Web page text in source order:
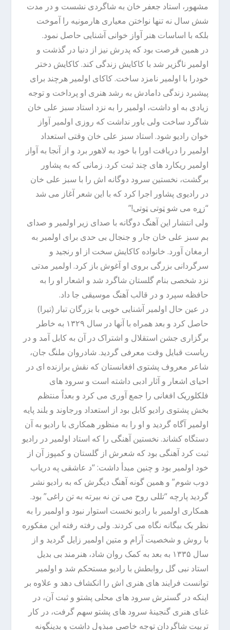
مشهور، استاد جعفر خان به شاگردی نشست و در مدت
شش سال نه تنها نواختن معیاری هارمونیه را آموخت
بلکه با اساسات هنر آواز خوانی آشنایی حاصل نمود.
در همین فرصت بود که پدرش نیز از دنیا در گذشت و
اولمیر ناگزیر شد با کاکایش زندگی کند. کاکایش دختر
خودرا با اولمیر نامزد ساخت. کاکای اولمیر هرچند برای
پیشبرد زندگی دامادش به رشد هنری او پرداخت و توجه
زیادی به او داشت، اولمیر را به نزد استاد سبز علی خان
شاگرد ساخت ولی باور نداشت که روزی اولمیر آواز
خوان رادیو شود. استاد سبز علی خان وقتی استعداد
اولمیر را دریافت اورا با خود به لاهور برد و از آنجا به آواز
اولمیر ریکارد های چند ثبت کرد. زمانی که به پشاور
برگشت، نخستین سرود دوگانه اش را با سبز علی خان
در رادیوی پشاور اجرا کرد که با این شعر آغاز می شد
“زړه می شو ټوتی ټوتی!”
ولی انتشار این آهنگ دوگانه با صدای زیر اولمیر و صدای
بم سبز علی خان جار و جنجال بی حدی برای اولمیر به
ارمغان آورد. خانواده کاکایش سخت از او رنجید و
سرگردانی بزرگی بروی او آغوش باز کرد. اولمیر مدتی
نزد شخصی بنام گلستان شاگرد شد و اشعار او را به
حافظه سپرد و در قالب آهنگ موسیقی جا داد.
در عین حال اولمیر آشنایی خوبی با بزرگان تبار (تیرا)
حاصل کرد و بعد همراه با آنها در سال ‍۱۳۲۹ به خاطر
برگزاری جشن استقلال و اشتراک در آن به کابل آمد و در
ریاست قبایل وقت معرفی گردید. شادروان ملنگ جان،
شاعر معروف پشتوی افغانستان که نقش برازنده ای در
احیای اشعار و آثار ادبی داشته است و سرود های
فلکلوریک افغانی را جمع آوری می کرد و بعداً منتظم
بخش پشتوی رادیو کابل بود از استعداد ورجاوند و بلند پایه
اولمیر آگاه گردید و او را به منظور همکاری با رادیو به آن
دستگاه کشاند. نخستین آهنگی را که استاد اولمیر در رادیو
ثبت کرد آهنگی بود که شعرش از گلستان و کمپوز آن از
خود اولمیر بود و چنین مبدأ داشت: “د عاشقی په دریاب
دوب شوم” و همین گونه آهنگ دیگرش که به رادیو نشر
گردید پارچه “تللی روح می تن نه بیرته به تن راغی” بود.
همکاری اولمیر با رادیو نخست استوار نبود و اولمیر را به
نظر یک بیگانه نگاه می کردند. ولی رفته رفته این مفکوره
با روش و شخصیت آرام و متین اولمیر زایل گردید و از
سال ۱۳۳۵ به بعد به کمک روان شاد، هنرمند بی بدیل
استاد نبی گل روابطش با رادیو مستحکم شد و اولمیر
توانست فرایند های هنری اش را انکشاف دهد و علاوه بر
اینکه در گسترش سرود های محلی پشتو و ثبت آن، در
غنای هنری گنجینۀ سرود های پشتو سهم گرفت، در کار
تربیت شاگردان توجه خاصی مبذول داشت و بدینگونه